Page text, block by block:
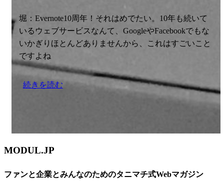
堀：Evernote10周年！それはめでたい。10年も続いて
いるウェブサービスなんて、GoogleやFacebookでもな
いかぎりほとんどありませんから、これはすごいこと
ですよね
続きを読む
MODUL.JP
ファンと企業とみんなのためのタニマチ式Webマガジン